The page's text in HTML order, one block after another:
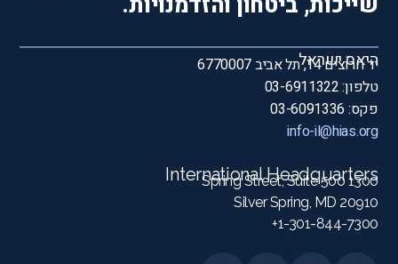
היאס ישראל
יד חרוצים 14, תל אביב 6770007
טלפון: 03-6911322
פקס: 03-6091336
info-il@hias.org
International Headquarters
1300 Spring Street, Suite 500
Silver Spring, MD 20910
1-301-844-7300+